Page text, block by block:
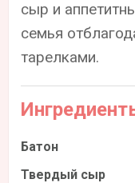
сыр и
семья
тарелками.
Батон
Твердый сыр